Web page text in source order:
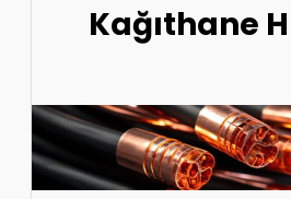
Kağıthane